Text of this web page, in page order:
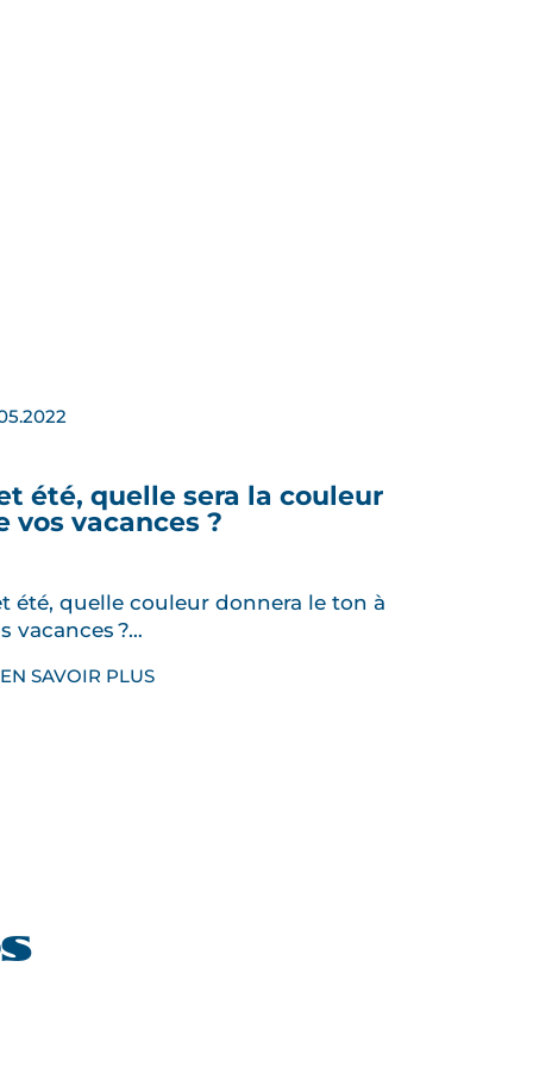
été, quelle sera la couleur
vos vacances ?
été, quelle couleur donnera le ton à
vacances ?…
EN SAVOIR PLUS